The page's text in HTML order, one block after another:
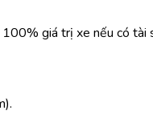
giá trị xe nếu có tài